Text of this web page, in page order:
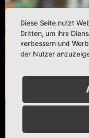
Diese Seite nutzt
Dritten, um ihre
verbessern und
der Nutzer